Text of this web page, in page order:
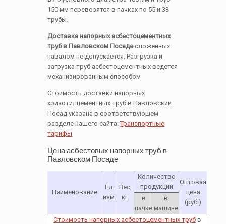
150 мм перевозятся в пачках по 55 и 33
трубы.
Доставка напорных асбестоцементных
труб в Павловском Посадесложенных
навалом не допускается. Разгрузка и
загрузка труб асбестоцементных ведется
механизированным способом
Стоимость доставки напорных
хризотилцементных труб в Павловский
Посад указана в соответствующем
разделе нашего сайта:Транспортные
тарифы
Цена асбестовых напорных труб в
Павловском Посаде
Наименование
Ед.
изм.
Вес,
кг.
Количество
продукции
Оптовая
цена
(руб.)
в
пачке
в
машине
Стоимость напорных асбестоцементных трубв